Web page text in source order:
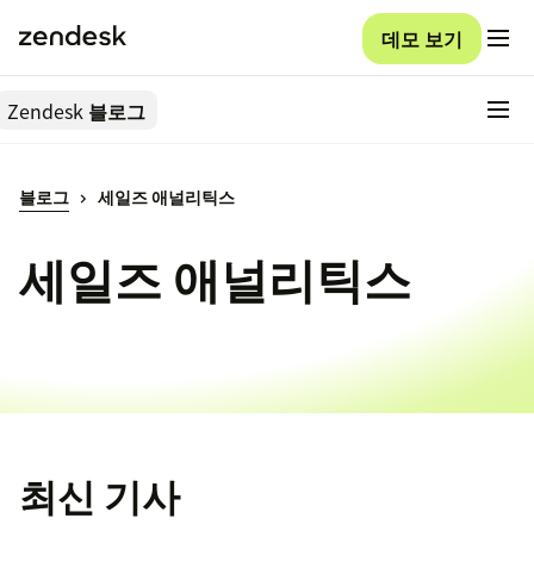
데모 보기
Zendesk 블로그
블로그 세일즈 애널리틱스
세일즈 애널리틱스
최신 기사